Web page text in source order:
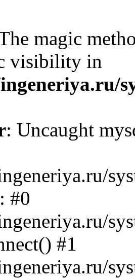
magic
visibility in
: Uncaught
#0
#1